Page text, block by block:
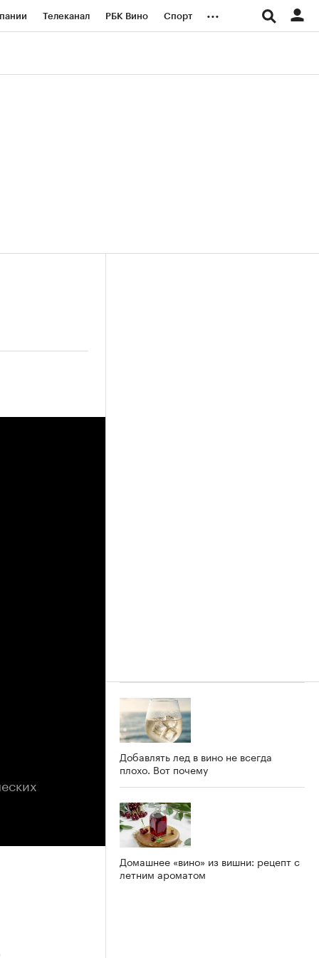
Телеканал РБК Вино Спорт ...
Добавлять лед в вино не всегда
плохо. Вот почему
Домашнее «вино» из вишни: рецепт с
летним ароматом